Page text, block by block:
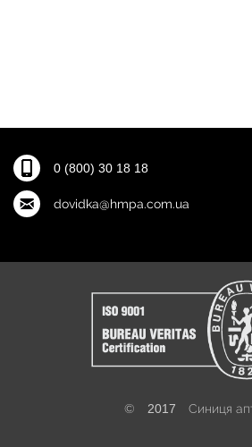
0 (800) 30 18 18
dovidka@hmpa.com.ua
© 2017 Синиця